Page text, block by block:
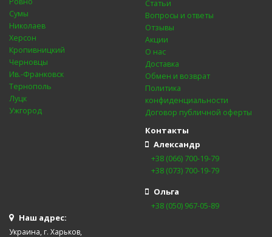
Сумы
Николаев
Херсон
Кропивницкий
Черновцы
Ив.-Франковск
Тернополь
Луцк
Ужгород
Статьи
Вопросы и ответы
Отзывы
Акции
О нас
Доставка
Обмен и возврат
Политика
конфиденциальности
Договор публичной оферты
Контакты
Александр
+38 (066) 700-19-79
+38 (073) 700-19-79
Ольга
+38 (050) 967-05-89
Наш адрес:
Украина, г. Харьков,